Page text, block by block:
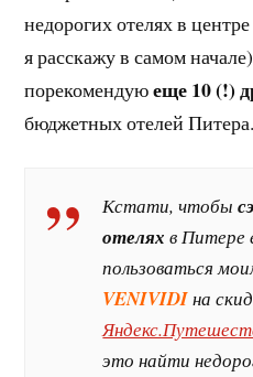
недорогих отелях в
я расскажу в самом
порекомендуюеще 10 (!)
бюджетных отелей Питера.
Кстати, чтобы
отелях в Питере
пользоваться
VENIVIDIна
это найти